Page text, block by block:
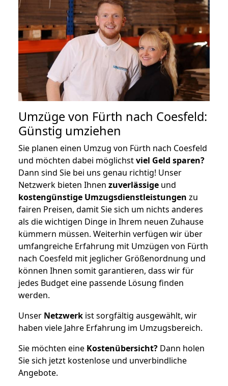
Umzüge von Fürth nach Coesfeld:
Günstig umziehen
Sie planen einen Umzug von Fürth nach Coesfeld
und möchten dabei möglichstviel Geld sparen?
Dann sind Sie bei uns genau richtig! Unser
Netzwerk bieten Ihnen zuverlässige und
kostengünstige Umzugsdienstleistungen zu
fairen Preisen, damit Sie sich um nichts anderes
als die wichtigen Dinge in Ihrem neuen Zuhause
kümmern müssen. Weiterhin verfügen wir über
umfangreiche Erfahrung mit Umzügen von Fürth
nach Coesfeld mit jeglicher Größenordnung und
können Ihnen somit garantieren, dass wir für
jedes Budget eine passende Lösung finden
werden.
Unser Netzwerk ist sorgfältig ausgewählt, wir
haben viele Jahre Erfahrung im Umzugsbereich.
Sie möchten eine Kostenübersicht? Dann holen
Sie sich jetzt kostenlose und unverbindliche
Angebote.